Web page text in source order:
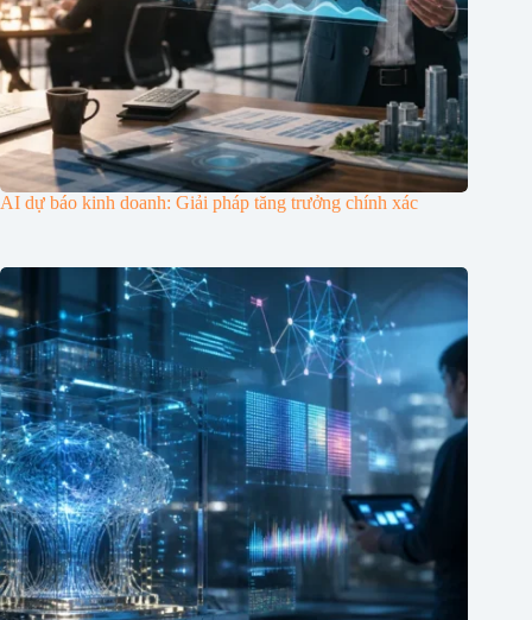
AI dự báo kinh doanh: Giải pháp tăng trưởng chính xác